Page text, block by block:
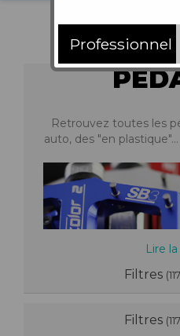
Retrouvez toutes les
auto, des "en
Lire
Filtres
Filtres
Professionnel